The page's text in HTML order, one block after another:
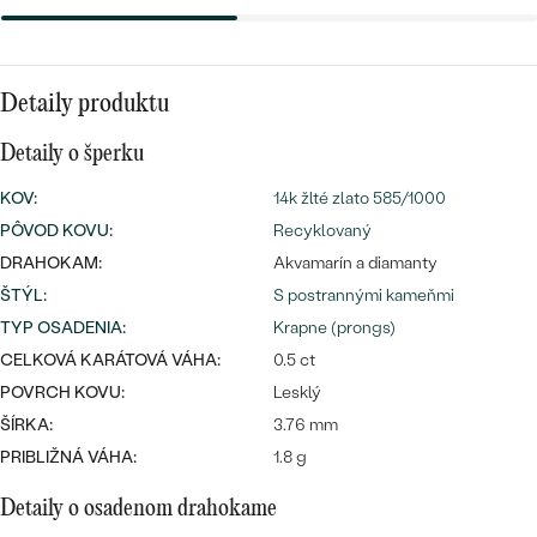
Wave kolekcia
OBJAVIŤ
PODĽA TVARU DRAHOKAMU
NA MIERU
náušnice
Personalizované
prívesky
OBJAVIŤ
Najpredávanejšie
prstene
PREZRIEŤ
Detaily produktu
Detaily o šperku
KOV:
14k žlté zlato 585/1000
PÔVOD KOVU:
Recyklovaný
DRAHOKAM:
Akvamarín a diamanty
ŠTÝL:
S postrannými kameňmi
TYP OSADENIA:
Krapne (prongs)
CELKOVÁ KARÁTOVÁ VÁHA:
0.5 ct
POVRCH KOVU:
Lesklý
ŠÍRKA:
3.76 mm
PRIBLIŽNÁ VÁHA:
1.8 g
Detaily o osadenom drahokame